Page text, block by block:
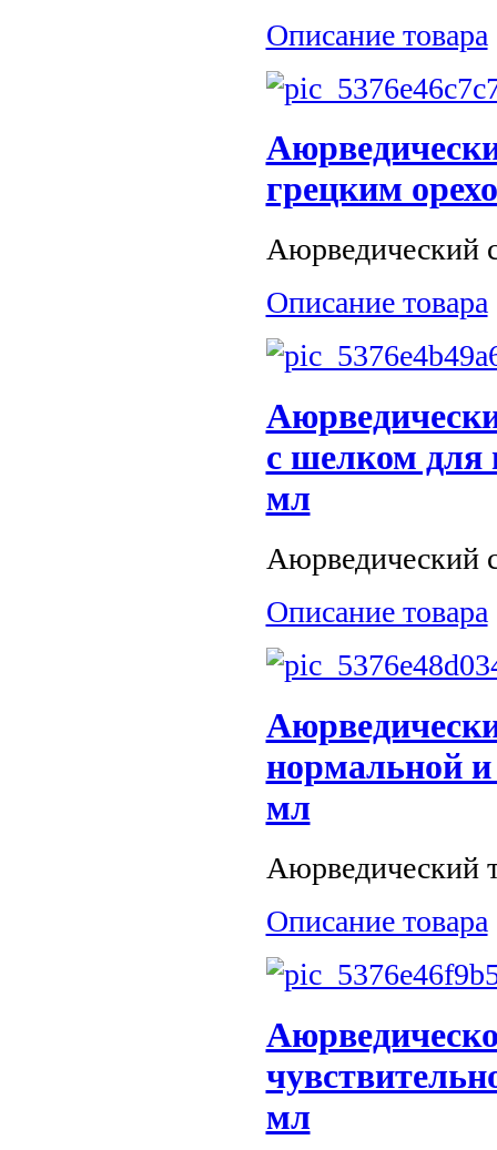
Описание товара
грецким
Аюрведический
Описание товара
c шелком для
мл
Аюрведический
Описание товара
нормальной и
мл
Аюрведический
Описание товара
мл